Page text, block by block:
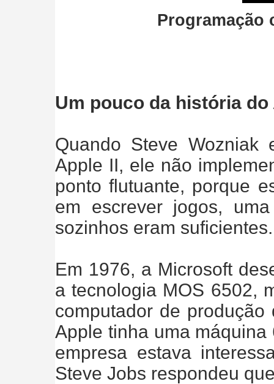
Programação
Um pouco da história
Quando Steve Wozniak
Apple II, ele não
ponto flutuante, porque
em escrever jogos,
sozinhos eram suficientes.
Em 1976, a Microsoft
a tecnologia MOS 6502,
computador de
Apple tinha uma
empresa estava
Steve Jobs respondeu